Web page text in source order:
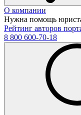
О компании
Нужна помощь
Рейтинг авторов
8 800 600-70-18